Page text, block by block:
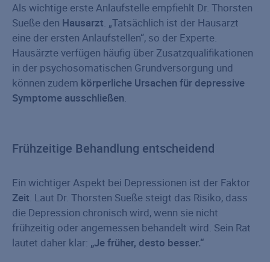
Als wichtige erste Anlaufstelle empfiehlt Dr. Thorsten
Sueße den Hausarzt. „Tatsächlich ist der Hausarzt
eine der ersten Anlaufstellen“, so der Experte.
Hausärzte verfügen häufig über Zusatzqualifikationen
in der psychosomatischen Grundversorgung und
können zudem körperliche Ursachen für depressive
Symptome ausschließen.
Frühzeitige Behandlung entscheidend
Ein wichtiger Aspekt bei Depressionen ist der Faktor
Zeit. Laut Dr. Thorsten Sueße steigt das Risiko, dass
die Depression chronisch wird, wenn sie nicht
frühzeitig oder angemessen behandelt wird. Sein Rat
lautet daher klar: „Je früher, desto besser.“